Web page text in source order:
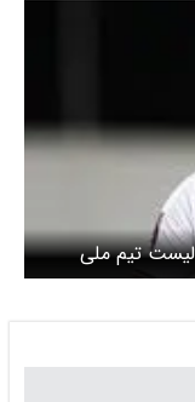
لیست تیم ملی
نبود / من خونم